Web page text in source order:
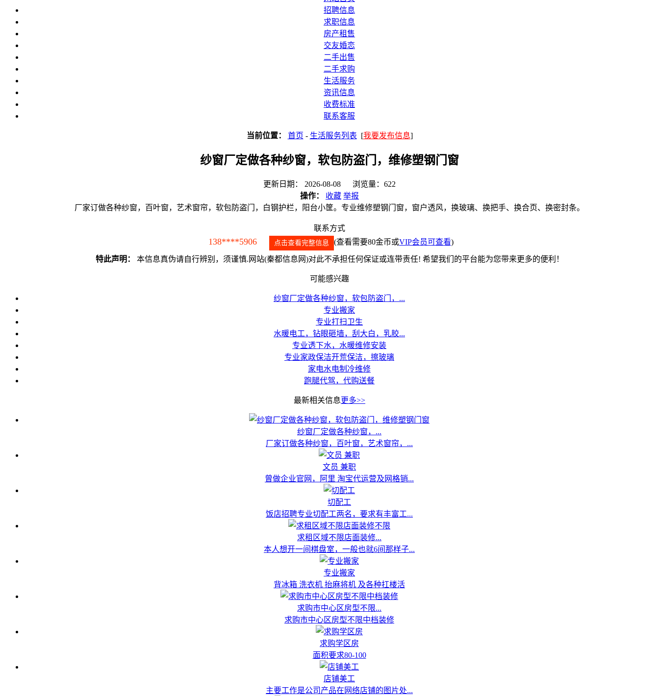
招聘信息
求职信息
房产租售
交友婚恋
二手出售
二手求购
生活服务
资讯信息
收费标准
联系客服
当前位置： 首页 - 生活服务列表 [我要发布信息]
纱窗厂定做各种纱窗，软包防盗门，维修塑钢门窗
更新日期： 2026-08-08 浏览量：622
操作：
收藏 举报
厂家订做各种纱窗，百叶窗，艺术窗帘，软包防盗门，白钢护栏，阳台小筐。专业维修塑钢门窗，窗户透风，换玻璃、换把手、换合页、换密封条。
联系方式
138****5906 点击查看完整信息 (查看需要80金币或VIP会员可查看)
特此声明： 本信息真伪请自行辨别，须谨慎.网站(秦都信息网)对此不承担任何保证或连带责任! 希望我们的平台能为您带来更多的便利！
可能感兴趣
纱窗厂定做各种纱窗，软包防盗门，...
专业搬家
专业打扫卫生
水暖电工，钻眼砸墙，刮大白，乳胶...
专业透下水，水暖维修安装
专业家政保洁开荒保洁，擦玻璃
家电水电制冷维修
跑腿代驾，代购送餐
最新相关信息更多>>
纱窗厂定做各种纱窗，...
厂家订做各种纱窗，百叶窗，艺术窗帘，...
文员 兼职
曾做企业官网，阿里 淘宝代运营及网格销...
切配工
饭店招聘专业切配工两名，要求有丰富工...
求租区域不限店面装修...
本人想开一间棋盘室，一般也就6间那样子...
专业搬家
背冰箱 洗衣机 抬麻将机 及各种扛楼活
求购市中心区房型不限...
求购市中心区房型不限中档装修
求购学区房
面积要求80-100
店铺美工
主要工作是公司产品在网络店铺的图片处...